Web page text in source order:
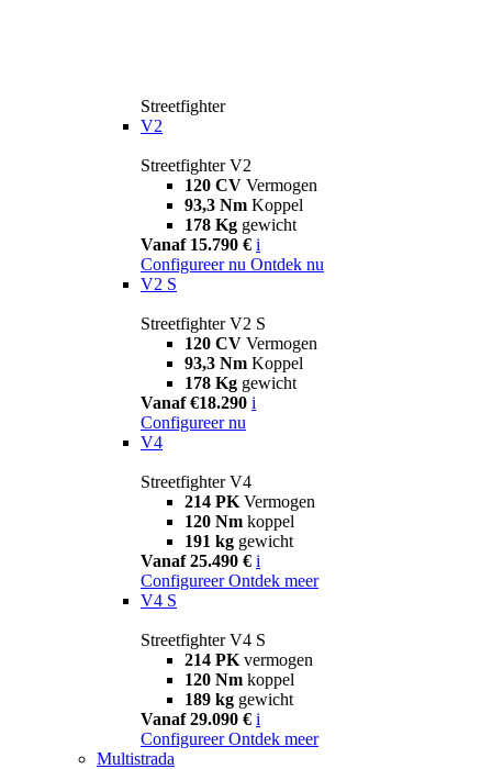
Streetfighter
V2
Streetfighter V2
120 CV Vermogen
93,3 Nm Koppel
178 Kg gewicht
Vanaf 15.790 € i
Configureer nu Ontdek nu
V2 S
Streetfighter V2 S
120 CV Vermogen
93,3 Nm Koppel
178 Kg gewicht
Vanaf €18.290 i
Configureer nu
V4
Streetfighter V4
214 PK Vermogen
120 Nm koppel
191 kg gewicht
Vanaf 25.490 € i
Configureer Ontdek meer
V4 S
Streetfighter V4 S
214 PK vermogen
120 Nm koppel
189 kg gewicht
Vanaf 29.090 € i
Configureer Ontdek meer
Multistrada